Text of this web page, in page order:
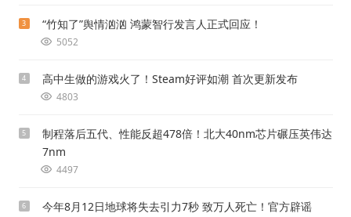
3 “竹知了”舆情汹汹 鸿蒙智行发言人正式回应！
5052
4 高中生做的游戏火了！Steam好评如潮 首次更新发布
4803
5
制程落后五代、性能反超478倍！北大40nm芯片碾压英伟达
7nm
4497
6 今年8月12日地球将失去引力7秒 致万人死亡！官方辟谣